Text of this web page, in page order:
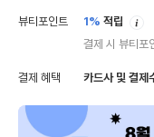
뷰티포인트 1% 적립
결제 시 뷰티포
결제 혜택 카드사 및 결제